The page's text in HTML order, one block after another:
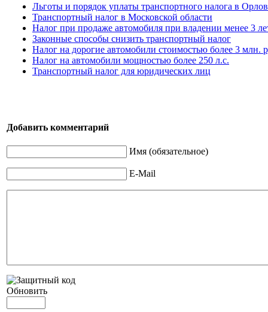
Льготы и порядок уплаты транспортного налога в
Транспортный налог в Московской области
Налог при продаже автомобиля при владении менее 3
Законные способы снизить транспортный налог
Налог на дорогие автомобили стоимостью более 3 млн.
Налог на автомобили мощностью более 250 л.с.
Транспортный налог для юридических лиц
Добавить комментарий
Имя (обязательное)
E-Mail
Обновить